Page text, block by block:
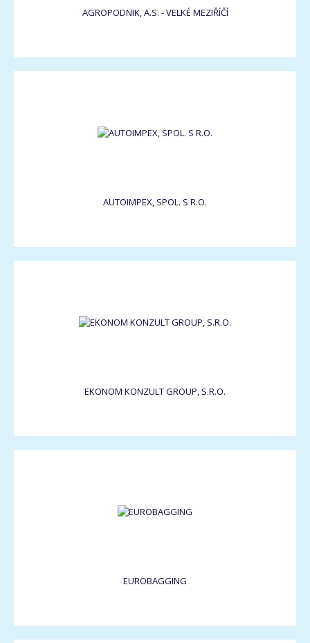
AGROPODNIK, A.S. - VELKÉ MEZIŘÍČÍ
AUTOIMPEX, SPOL. S R.O.
EKONOM KONZULT GROUP, S.R.O.
EUROBAGGING